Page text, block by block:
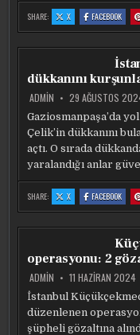
SHARE: X:
DURSUN
ÖZBEK’IN
PROJESIYLE
AÇIKLAMALARINA
TAMAMEN
FACEBOOK:
YANIT:
dükkanını
ADMIN 29 AĞUSTOS
Gaziosmanpaşa’da
Çelik’in dükkanını
açtı. O sırada
yaralandığı anlar
SHARE: X:
İSTANBUL’DA
TRAFIKTE
ŞAHSIN
FACEBOOK:
operasyonu: 2
ADMIN 11 HAZIRAN 2024
İstanbul
düzenlenen
şüpheli gözaltına